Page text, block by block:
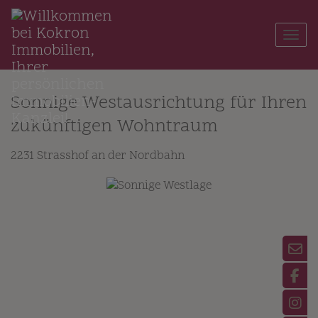
Sonnige Westausrichtung für Ihren
zukünftigen Wohntraum
2231 Strasshof an der Nordbahn